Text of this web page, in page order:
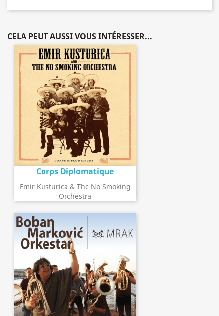
CELA PEUT AUSSI VOUS INTÉRESSER...
Corps Diplomatique
Emir Kusturica & The No Smoking
Orchestra